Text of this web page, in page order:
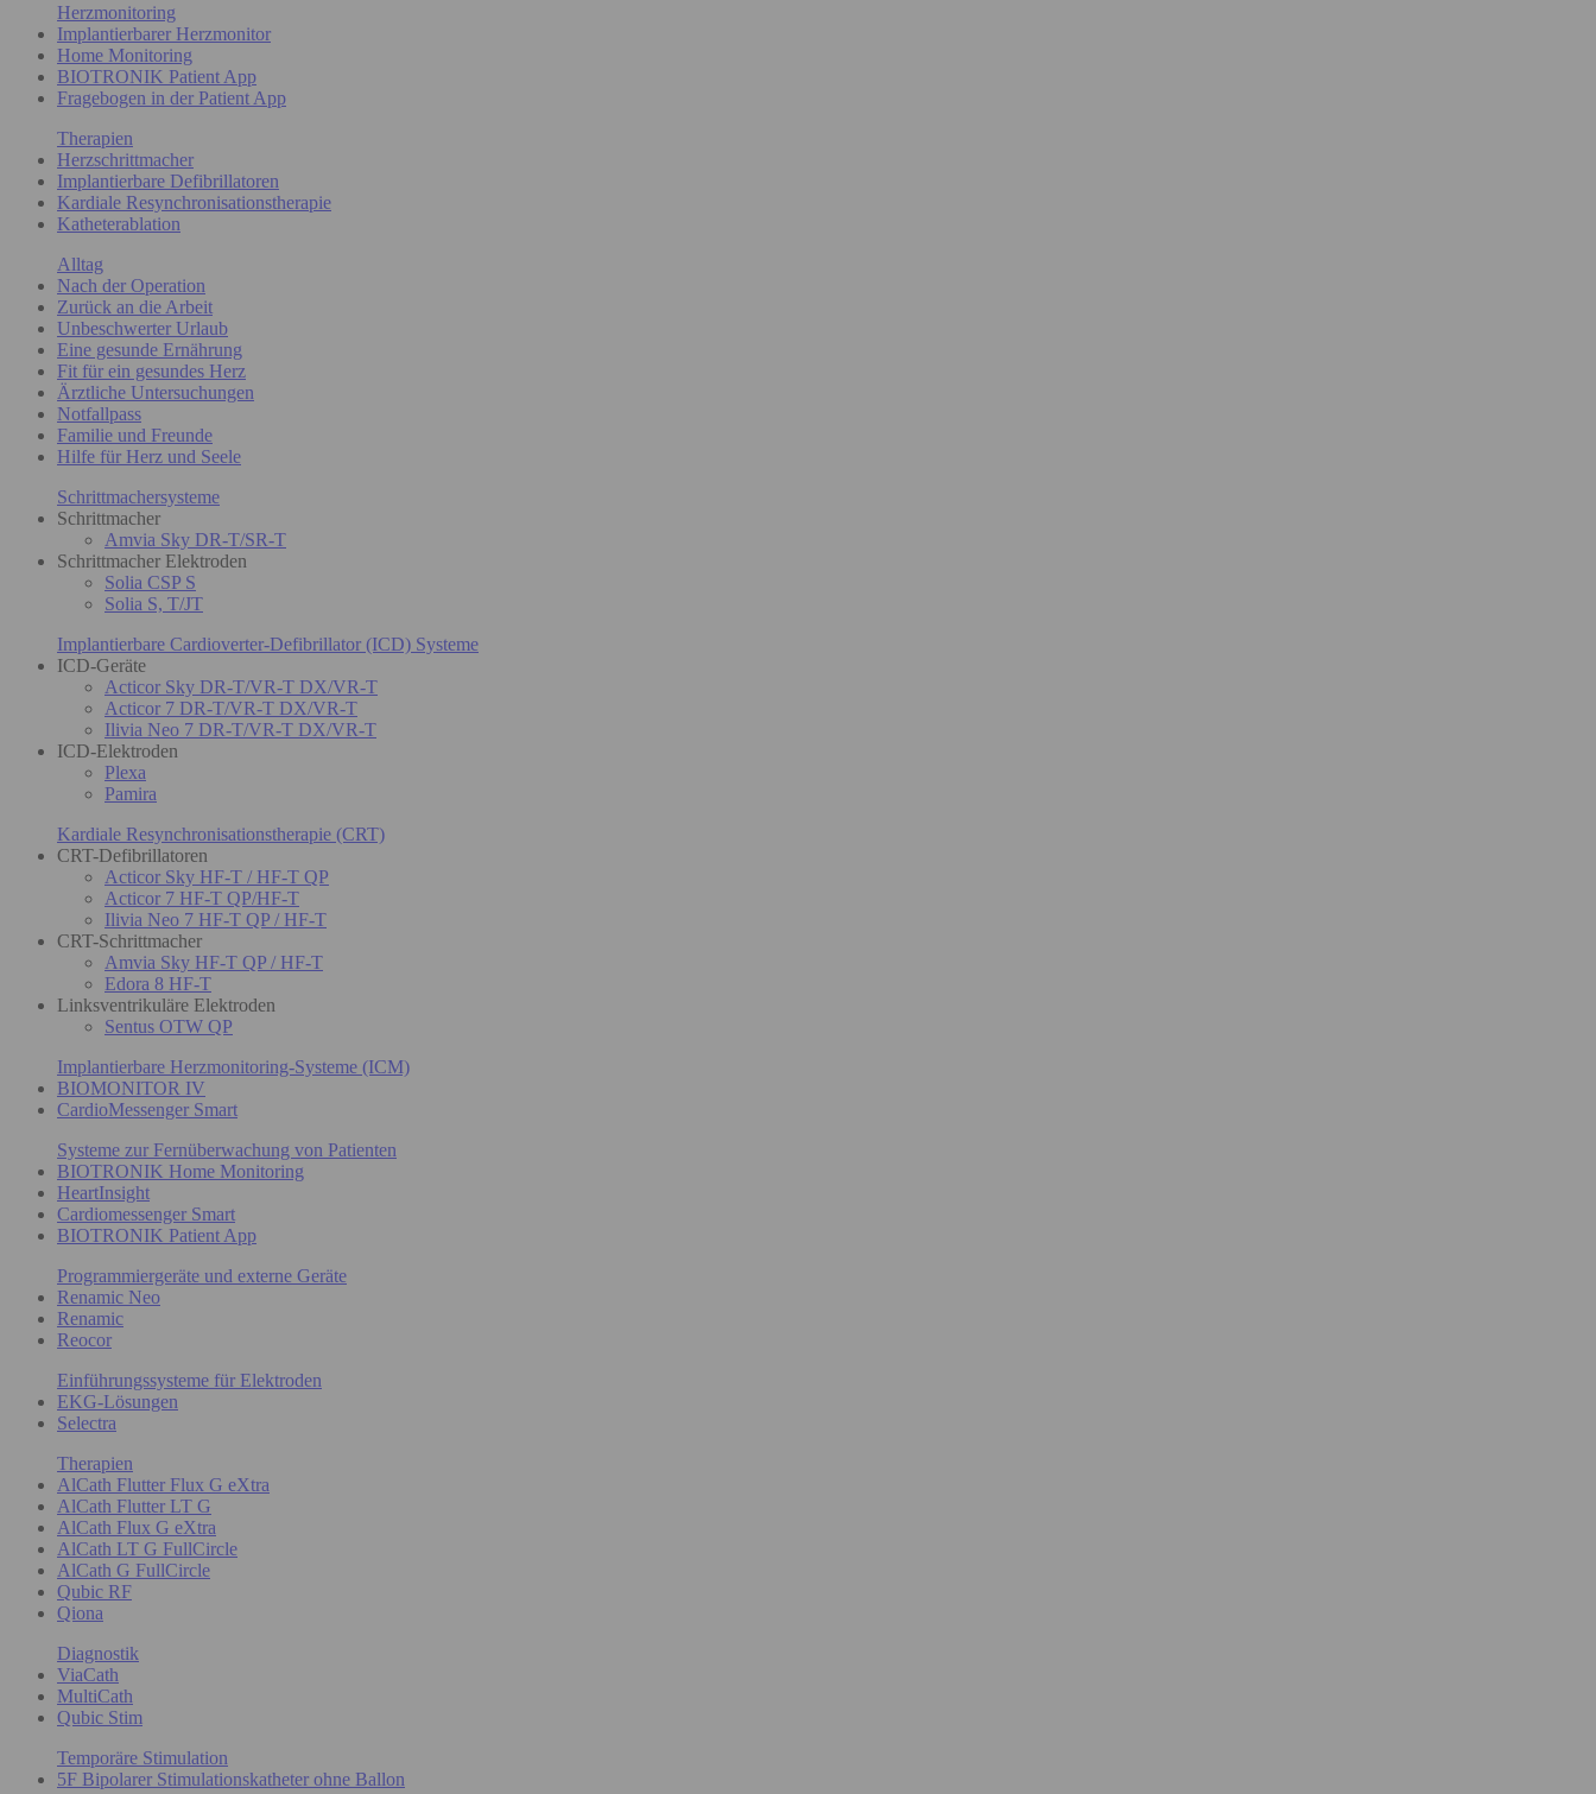
Herzmonitoring
Implantierbarer Herzmonitor
Home Monitoring
BIOTRONIK Patient App
Fragebogen in der Patient App
Therapien
Herzschrittmacher
Implantierbare Defibrillatoren
Kardiale Resynchronisationstherapie
Katheterablation
Alltag
Nach der Operation
Zurück an die Arbeit
Unbeschwerter Urlaub
Eine gesunde Ernährung
Fit für ein gesundes Herz
Ärztliche Untersuchungen
Notfallpass
Familie und Freunde
Hilfe für Herz und Seele
Schrittmachersysteme
Schrittmacher
Amvia Sky DR-T/SR-T
Schrittmacher Elektroden
Solia CSP S
Solia S, T/JT
Implantierbare Cardioverter-Defibrillator (ICD) Systeme
ICD-Geräte
Acticor Sky DR-T/VR-T DX/VR-T
Acticor 7 DR-T/VR-T DX/VR-T
Ilivia Neo 7 DR-T/VR-T DX/VR-T
ICD-Elektroden
Plexa
Pamira
Kardiale Resynchronisationstherapie (CRT)
CRT-Defibrillatoren
Acticor Sky HF-T / HF-T QP
Acticor 7 HF-T QP/HF-T
Ilivia Neo 7 HF-T QP / HF-T
CRT-Schrittmacher
Amvia Sky HF-T QP / HF-T
Edora 8 HF-T
Linksventrikuläre Elektroden
Sentus OTW QP
Implantierbare Herzmonitoring-Systeme (ICM)
BIOMONITOR IV
CardioMessenger Smart
Systeme zur Fernüberwachung von Patienten
BIOTRONIK Home Monitoring
HeartInsight
Cardiomessenger Smart
BIOTRONIK Patient App
Programmiergeräte und externe Geräte
Renamic Neo
Renamic
Reocor
Einführungssysteme für Elektroden
EKG-Lösungen
Selectra
Therapien
AlCath Flutter Flux G eXtra
AlCath Flutter LT G
AlCath Flux G eXtra
AlCath LT G FullCircle
AlCath G FullCircle
Qubic RF
Qiona
Diagnostik
ViaCath
MultiCath
Qubic Stim
Temporäre Stimulation
5F Bipolarer Stimulationskatheter ohne Ballon